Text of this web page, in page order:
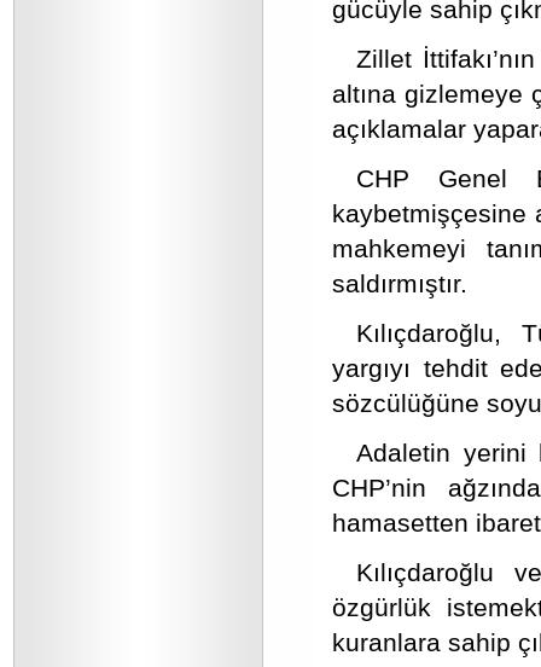
gücüyle sahip
Zillet
altına gizlemeye
açıklamalar
CHP Genel
kaybetmişçesine
mahkemeyi
saldırmıştır.
Kılıçdaroğlu,
yargıyı tehdit
sözcülüğüne
Adaletin yerini
CHP’nin
hamasetten
Kılıçdaroğlu
özgürlük
kuranlara sahip